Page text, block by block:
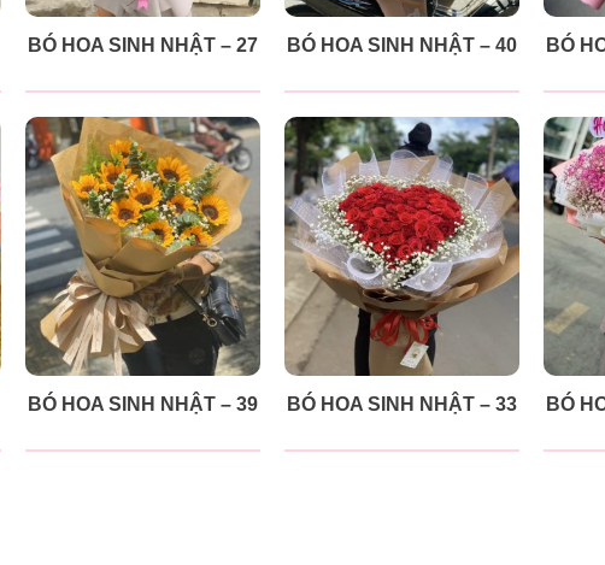
BÓ HOA SINH NHẬT – 27 BÓ HOA SINH NHẬT – 40 BÓ
BÓ HOA SINH NHẬT – 39 BÓ HOA SINH NHẬT – 33 BÓ